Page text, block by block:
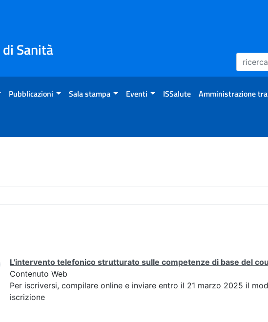
Sanità
Pubblicazioni Sala stampa Eventi ISSalute Amministrazione
L'intervento telefonico strutturato sulle competenze di base del
Contenuto Web
Per iscriversi, compilare online e inviare entro il 21 marzo 2025 il
iscrizione